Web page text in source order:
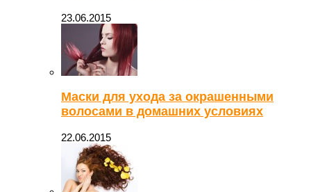
23.06.2015
Маски для ухода за окрашенными
волосами в домашних условиях
22.06.2015